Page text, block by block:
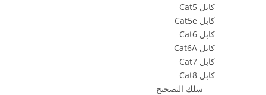
كابل Cat5
كابل Cat5e
كابل Cat6
كابل Cat6A
كابل Cat7
كابل Cat8
سلك التصحيح